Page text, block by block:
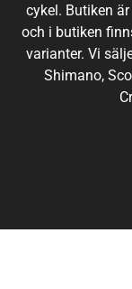
cykel. Butiken
och i butiken
varianter. Vi
Shimano,